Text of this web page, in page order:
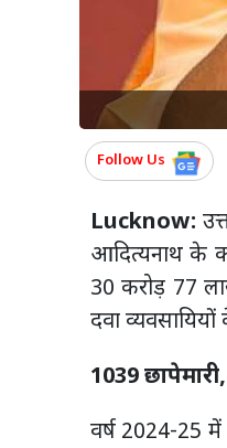
Follow Us
Lucknow:
आदित्यनाथ के
30 करोड़ 77
दवा
1039
वर्ष 2024-25 में